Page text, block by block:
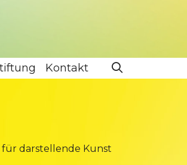
Kontakt
für darstellende Kunst